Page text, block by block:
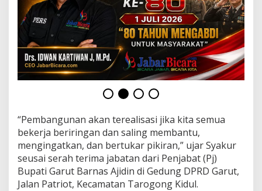
“Pembangunan akan terealisasi jika kita semua
bekerja beriringan dan saling membantu,
mengingatkan, dan bertukar pikiran,” ujar Syakur
seusai serah terima jabatan dari Penjabat (Pj)
Bupati Garut Barnas Ajidin di Gedung DPRD Garut,
Jalan Patriot, Kecamatan Tarogong Kidul.